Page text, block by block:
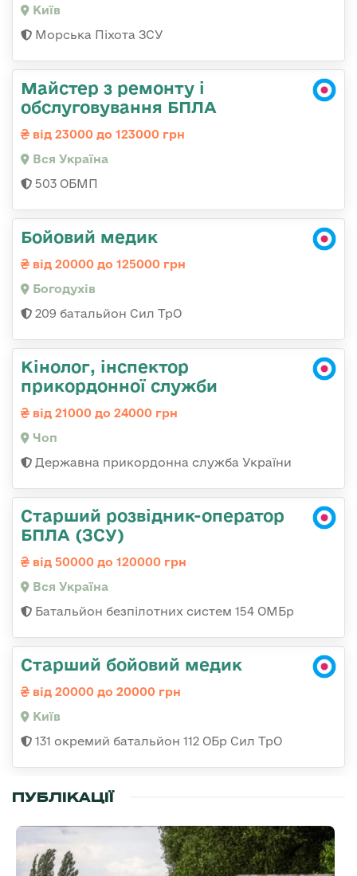
Київ
Морська Піхота ЗСУ
Майстер з ремонту і
обслуговування БПЛА
від 23000 до 123000 грн
Вся Україна
503 ОБМП
Бойовий медик
від 20000 до 125000 грн
Богодухів
209 батальйон Сил ТрО
Кінолог, інспектор
прикордонної служби
від 21000 до 24000 грн
Чоп
Державна прикордонна служба України
Старший розвідник-оператор
БПЛА (ЗСУ)
від 50000 до 120000 грн
Вся Україна
Батальйон безпілотних систем 154 ОМБр
Старший бойовий медик
від 20000 до 20000 грн
Київ
131 окремий батальйон 112 ОБр Сил ТрО
ПУБЛІКАЦІЇ